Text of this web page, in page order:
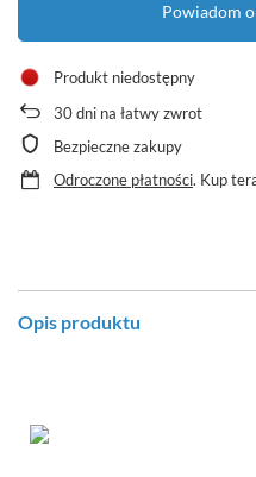
Powiadom
Produkt niedostępny
30dni na łatwy zwrot
Bezpieczne zakupy
Odroczone płatności. Kup
Opis produktu